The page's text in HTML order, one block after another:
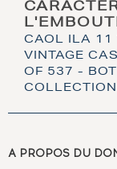
CAOL ILA 11
VINTAGE
OF 537 -
COLLECTION
A PROPOS DU